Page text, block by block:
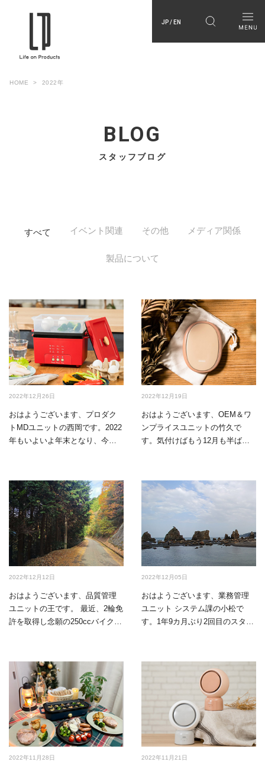
JP / EN
HOME 2022年
BLOG
スタッフブログ
すべて イベント関連 その他 メディア関係
製品について
2022年12月26日
おはようございます、プロダク
トMDユニットの西岡です。2022
年もいよいよ年末となり、今回
2022年12月19日
おはようございます、OEM＆ワ
ンプライスユニットの竹久で
す。気付けばもう12月も半ば過
2022年12月12日
おはようございます、品質管理
ユニットの王です。 最近、2輪免
許を取得し念願の250ccバイクを
2022年12月05日
おはようございます、業務管理
ユニット システム課の小松で
す。1年9カ月ぶり2回目のスタッ
2022年11月28日 2022年11月21日